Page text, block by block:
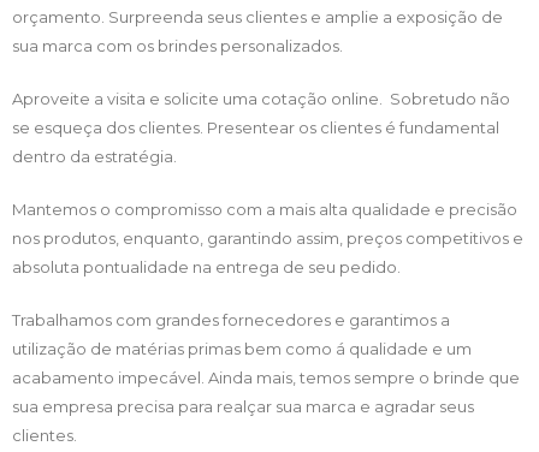
orçamento. Surpreenda seus clientes e amplie a exposição de
sua marca com os brindes personalizados.
Aproveite a visita e solicite uma cotação online. Sobretudo não
se esqueça dos clientes. Presentear os clientes é fundamental
dentro da estratégia.
Mantemos o compromisso com a mais alta qualidade e precisão
nos produtos, enquanto, garantindo assim, preços competitivos e
absoluta pontualidade na entrega de seu pedido.
Trabalhamos com grandes fornecedores e garantimos a
utilização de matérias primas bem como á qualidade e um
acabamento impecável. Ainda mais, temos sempre o brinde que
sua empresa precisa para realçar sua marca e agradar seus
clientes.